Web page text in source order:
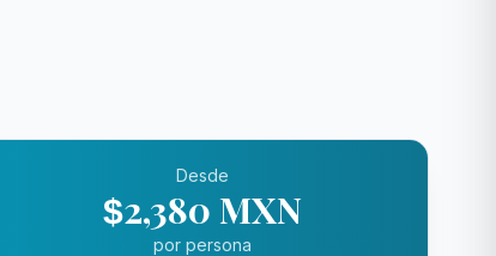
Desde
$2,380 MXN
por persona